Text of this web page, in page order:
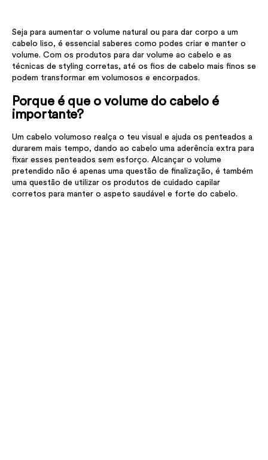
Seja para aumentar o volume natural ou para dar corpo a um
cabelo liso, é essencial saberes como podes criar e manter o
volume. Com os produtos para dar volume ao cabelo e as
técnicas de styling corretas, até os fios de cabelo mais finos se
podem transformar em volumosos e encorpados.
Porque é que o volume do cabelo é
importante?
Um cabelo volumoso realça o teu visual e ajuda os penteados a
durarem mais tempo, dando ao cabelo uma aderência extra para
fixar esses penteados sem esforço. Alcançar o volume
pretendido não é apenas uma questão de finalização, é também
uma questão de utilizar os produtos de cuidado capilar
corretos para manter o aspeto saudável e forte do cabelo.